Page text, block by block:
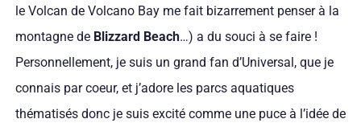
le Volcan de Volcano Bay me fait bizarrement penser à la
montagne de Blizzard Beach…) a du souci à se faire !
Personnellement, je suis un grand fan d’Universal, que je
connais par coeur, et j’adore les parcs aquatiques
thématisés donc je suis excité comme une puce à l’idée de